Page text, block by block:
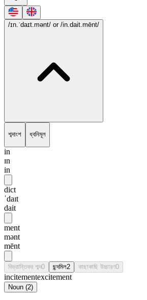
/ɪn.ˈdaɪt.mənt/ or /in.dait.mēnt/
শব্দাংশ ধ্বনিমূল
in
ɪn
in
dict
ˈdaɪt
dait
ment
mənt
mēnt
বিভ্রান্তিকর শব্দ0 ছন্দমিল2 কাছাকাছি উচ্চারণ0
incitementexcitement
Noun (2)